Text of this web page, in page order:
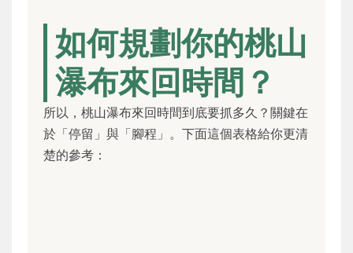
如何規劃你的桃山
瀑布來回時間？
所以，桃山瀑布來回時間到底要抓多久？關鍵在
於「停留」與「腳程」。下面這個表格給你更清
楚的參考：